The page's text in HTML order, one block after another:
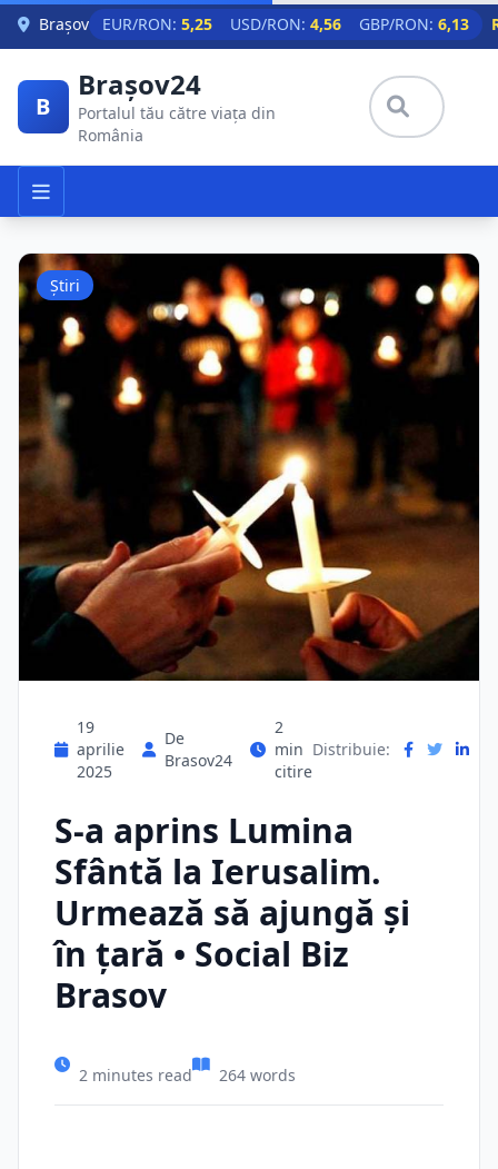
Skip to main content
Brașov EUR/RON: 5,25 USD/RON: 4,56 GBP/RON: 6,13
B
Brașov24
Portalul tău către viața din
România
Știri
19
aprilie
2025
De
Brasov24
2
min
citire
Distribuie:
S-a aprins Lumina
Sfântă la Ierusalim.
Urmează să ajungă și
în țară • Social Biz
Brasov
2 minutes read 264 words